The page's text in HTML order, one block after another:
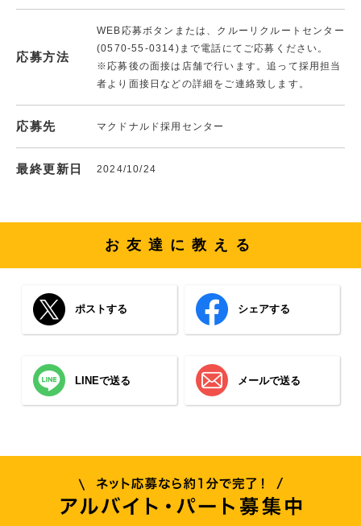
応募方法
WEB応募ボタンまたは、クルーリクルートセンター
(0570-55-0314)まで電話にてご応募ください。
※応募後の面接は店舗で行います。追って採用担当
者より面接日などの詳細をご連絡致します。
応募先 マクドナルド採用センター
最終更新日 2024/10/24
お友達に教える
ポストする シェアする
LINEで送る メールで送る